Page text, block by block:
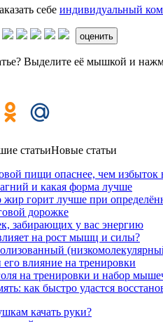
себе индивидуальный
оценить
Выделите её мышкой и
статьиНовые статьи
пищи опаснее, чем избыток
и какая форма лучше
жир горит лучше при
дорожке
забирающих у вас энергию
на рост мышц и силы?
влияние на тренировки
на тренировки и набор
как быстро удастся
качать руки?